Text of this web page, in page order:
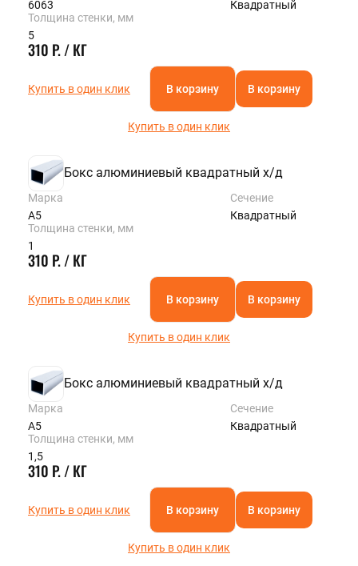
6063
Квадратный
Толщина стенки, мм
5
310 Р. / КГ
Купить в один клик В корзину В корзину
Купить в один клик
Бокс алюминиевый квадратный х/д
Марка
А5
Сечение
Квадратный
Толщина стенки, мм
1
310 Р. / КГ
Купить в один клик В корзину В корзину
Купить в один клик
Бокс алюминиевый квадратный х/д
Марка
А5
Сечение
Квадратный
Толщина стенки, мм
1,5
310 Р. / КГ
Купить в один клик В корзину В корзину
Купить в один клик